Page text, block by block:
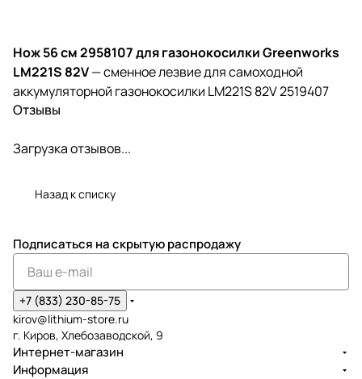
Нож 56 см 2958107 для газонокосилки Greenworks
LM221S 82V— сменное лезвие для самоходной
аккумуляторной газонокосилки LM221S 82V 2519407
Отзывы
Загрузка отзывов...
Назад к списку
Подписаться на скрытую распродажу
+7 (833) 230-85-75
kirov@lithium-store.ru
г. Киров, Хлебозаводской, 9
Интернет-магазин
Информация